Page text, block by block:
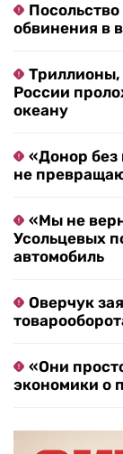
обвинения в
Триллионы,
России
океану
«Донор без
не
«Мы не
Усольцевых
автомобиль
Оверчук
«Они
экономики о